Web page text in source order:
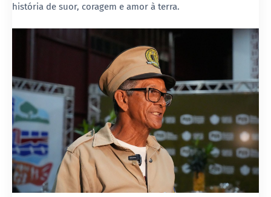
história de suor, coragem e amor à terra.